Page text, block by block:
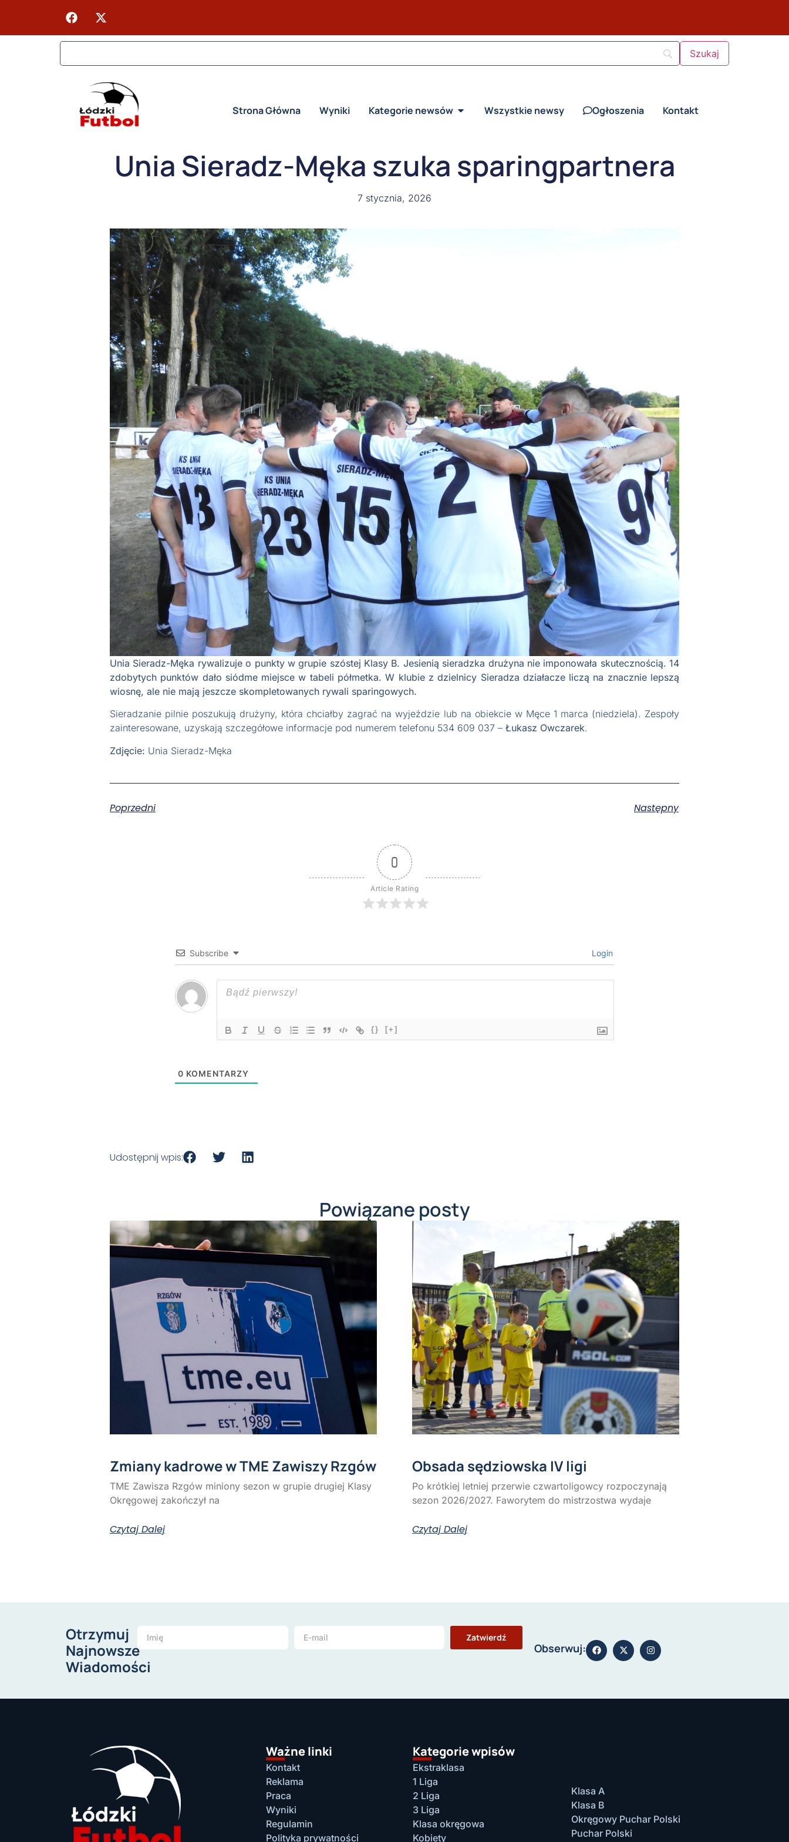
Strona Główna Wyniki Kategorie newsów Wszystkie newsy Ogłoszenia Kontakt
Unia Sieradz-Męka szuka sparingpartnera
7 stycznia, 2026
Unia Sieradz-Męka rywalizuje o punkty w grupie szóstej Klasy B. Jesienią sieradzka drużyna nie imponowała skutecznością. 14
zdobytych punktów dało siódme miejsce w tabeli półmetka. W klubie z dzielnicy Sieradza działacze liczą na znacznie lepszą
wiosnę, ale nie mają jeszcze skompletowanych rywali sparingowych.
Sieradzanie pilnie poszukują drużyny, która chciałby zagrać na wyjeździe lub na obiekcie w Męce 1 marca (niedziela). Zespoły
zainteresowane, uzyskają szczegółowe informacje pod numerem telefonu 534 609 037 – Łukasz Owczarek.
Zdjęcie: Unia Sieradz-Męka
Poprzedni Następny
0
Article Rating
Subscribe Login
{} [+]
0 KOMENTARZY
Udostępnij wpis:
Powiązane posty
Zmiany kadrowe w TME Zawiszy Rzgów
TME Zawisza Rzgów miniony sezon w grupie drugiej Klasy
Okręgowej zakończył na
Czytaj Dalej
Obsada sędziowska IV ligi
Po krótkiej letniej przerwie czwartoligowcy rozpoczynają
sezon 2026/2027. Faworytem do mistrzostwa wydaje
Czytaj Dalej
Otrzymuj
Najnowsze
Wiadomości
Zatwierdź
Obserwuj:
Ważne linki
Kontakt
Reklama
Praca
Wyniki
Regulamin
Polityka prywatności
Kategorie wpisów
Ekstraklasa
1 Liga
2 Liga
3 Liga
Klasa okręgowa
Kobiety
Klasa A
Klasa B
Okręgowy Puchar Polski
Puchar Polski